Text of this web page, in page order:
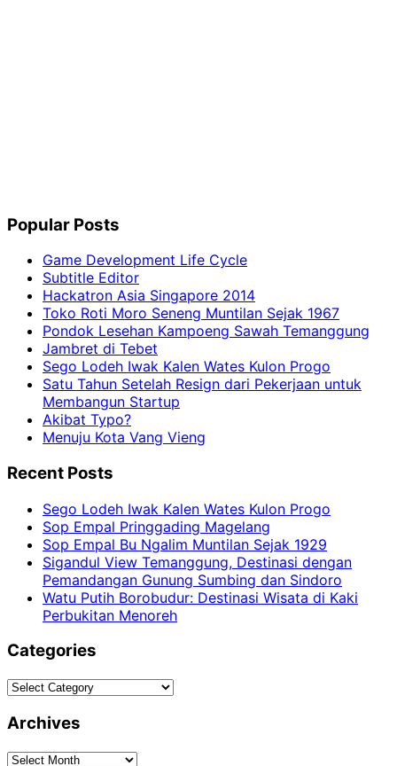
Popular Posts
Game Development Life Cycle
Subtitle Editor
Hackatron Asia Singapore 2014
Toko Roti Moro Seneng Muntilan Sejak 1967
Pondok Lesehan Kampoeng Sawah Temanggung
Jambret di Tebet
Sego Lodeh Iwak Kalen Wates Kulon Progo
Satu Tahun Setelah Resign dari Pekerjaan untuk
Membangun Startup
Akibat Typo?
Menuju Kota Vang Vieng
Recent Posts
Sego Lodeh Iwak Kalen Wates Kulon Progo
Sop Empal Pringgading Magelang
Sop Empal Bu Ngalim Muntilan Sejak 1929
Sigandul View Temanggung, Destinasi dengan
Pemandangan Gunung Sumbing dan Sindoro
Watu Putih Borobudur: Destinasi Wisata di Kaki
Perbukitan Menoreh
Categories
Categories
Archives
Archives